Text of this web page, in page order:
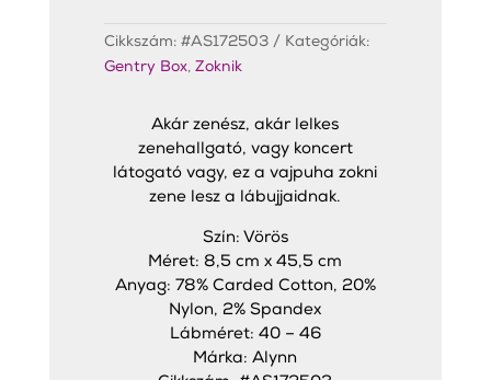
Cikkszám: #AS172503
Kategóriák:
Gentry Box, Zoknik
Akár zenész, akár lelkes
zenehallgató, vagy koncert
látogató vagy, ez a vajpuha zokni
zene lesz a lábujjaidnak.
Szín: Vörös
Méret: 8,5 cm x 45,5 cm
Anyag: 78% Carded Cotton, 20%
Nylon, 2% Spandex
Lábméret: 40 – 46
Márka: Alynn